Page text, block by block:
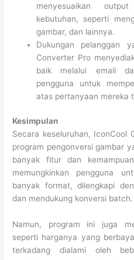
menyesuaikan
kebutuhan, seperti
gambar, dan lainnya.
Dukungan pelanggan
Converter Pro
baik melalui email
pengguna untuk
atas pertanyaan mereka
Kesimpulan
Secara keseluruhan, IconCool
program pengonversi gambar
banyak fitur dan
memungkinkan pengguna
banyak format, dilengkapi
dan mendukung konversi batch.
Namun, program ini juga
seperti harganya yang
terkadang dialami oleh